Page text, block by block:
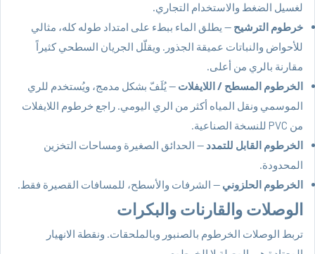
لغسيل الضغط والاستخدام التجاري.
خرطوم الترشيح — يطلق الماء ببطء على امتداد طوله كله، مثالي
للأحواض والنباتات عميقة الجذور. ويقلّل الجريان السطحي كثيراً
مقارنة بالري من أعلى.
الخرطوم المسطح / اللايفلات — يُلَفّ بشكل مدمج، ويُستخدم للري
الموسمي ونقل المياه أكثر من الري اليومي. راجع خرطوم اللايفلات
من PVC
للنسخة الصناعية.
الخرطوم القابل للتمدد — الحدائق الصغيرة ومساحات التخزين
المحدودة.
الخرطوم الحلزوني — الشرفات والأسطح، للمسافات القصيرة فقط.
الوصلات والقارنات والبكرات
تربط الوصلات الخرطوم بالصنبور وبالملحقات. ونقطة الانهيار